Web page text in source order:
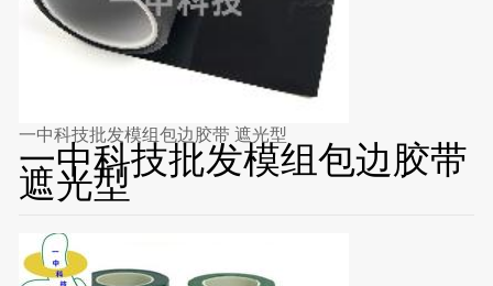
一中科技批发模组包边胶带 遮光型
一中科技批发模组包边胶带
遮光型